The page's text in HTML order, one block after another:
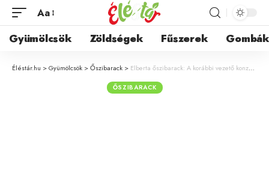
Aa
Gyümölcsök Zöldségek Fűszerek Gombák
Éléstár.hu >Gyümölcsök >Őszibarack > Elberta őszibarack: A korábbi vezető konzervipari fajta jellemzői
ŐSZIBARACK